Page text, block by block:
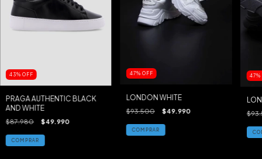
43% OFF
PRAGA AUTHENTIC BLACK
AND WHITE
$87.980 $49.990
COMPRAR
47% OFF
LONDON WHITE
$93.500 $49.990
COMPRAR
47%